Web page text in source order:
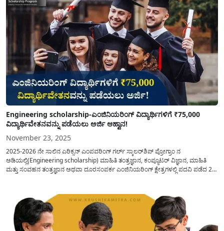
Engineering scholarship-ಎಂಜಿನಿಯರಿಂಗ್ ವಿದ್ಯಾರ್ಥಿಗಳಿಗೆ ₹75,000
ವಿದ್ಯಾರ್ಥಿವೇತನವನ್ನು ಪಡೆಯಲು ಅರ್ಜಿ ಆಹ್ವಾನ!
November 23, 2025
2025-2026 ನೇ ಸಾಲಿನ ಎರಿಕ್ಸನ್ ಎಂಪವರಿಂಗ್ ಗರ್ಲ್ ಸ್ಕಾಲರ್‌ಶಿಪ್ ಪ್ರೋಗ್ರಾಂ ನ
ಅಡಿಯಲ್ಲಿ(Engineering scholarship) ಮಾಹಿತಿ ತಂತ್ರಜ್ಞಾನ, ಕಂಪ್ಯೂಟರ್ ವಿಜ್ಞಾನ, ಮಾಹಿತಿ
ಮತ್ತು ಸಂವಹನ ತಂತ್ರಜ್ಞಾನ ಅಥವಾ ದೂರಸಂಪರ್ಕ ಎಂಜಿನಿಯರಿಂಗ್ ಕ್ಷೇತ್ರಗಳಲ್ಲಿ ಪದವಿ ಪಡೆದ 2